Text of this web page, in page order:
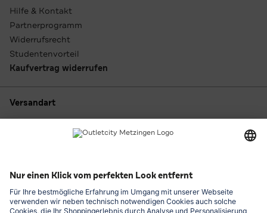
Hilfe & Kontakt
Partnerprogramm
Widerrufsrecht
Studentenvorteil
Kaufvertrag widerrufen
Versandart